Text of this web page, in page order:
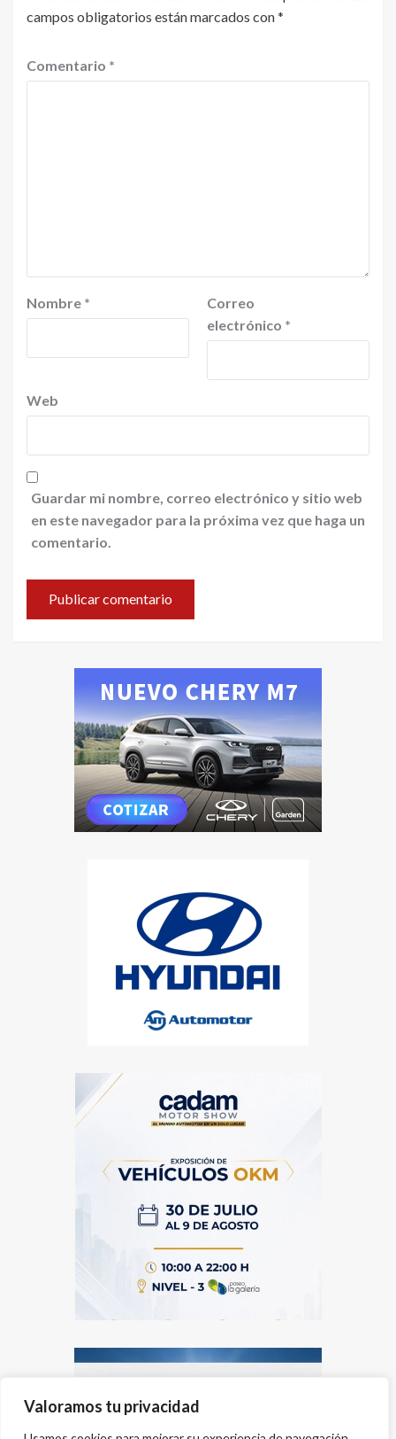
Valoramos tu privacidad
campos obligatorios están marcados con*
Comentario *
Nombre *
Correo
electrónico *
Web
Guardar mi nombre, correo electrónico y sitio web
en este navegador para la próxima vez que haga un
comentario.